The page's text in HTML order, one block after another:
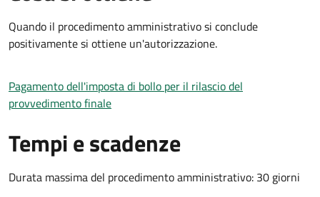
Quando il procedimento amministrativo si conclude
positivamente si ottiene un'autorizzazione.
Pagamento dell'imposta di bollo per il rilascio del
provvedimento finale
Tempi e scadenze
Durata massima del procedimento amministrativo: 30 giorni